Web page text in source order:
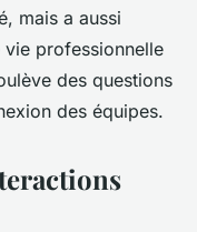
mais a aussi
professionnelle
des questions
des équipes.